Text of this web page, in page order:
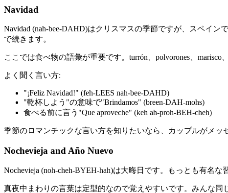
Navidad
Navidad (nah-bee-DAHD)はクリスマスの季節ですが、スペイ
で続きます。
ここでは食べ物の語彙が重要です。turrón、polvorones、
よく聞く言い方:
"¡Feliz Navidad!" (feh-LEES nah-bee-DAHD)
"乾杯しよう"の意味で"Brindamos" (breen-DAH-mohs)
食べる前に言う"Que aproveche" (keh ah-proh-BEH-cheh)
季節のロマンチックな言い方を知りたいなら、カップルがメッ
Nochevieja and Año Nuevo
Nochevieja (noh-cheh-BYEH-hah)は大晦日です。もっとも有名
真夜中まわりの言葉は定型的なので覚えやすいです。みんな同